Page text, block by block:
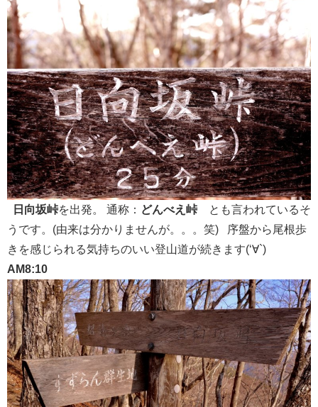
日向坂峠を出発。 通称： どんべえ峠とも言われているそ
うです。(由来は分かりませんが。。。笑) 序盤から尾根歩
きを感じられる気持ちのいい登山道が続きます(‘∀`)
AM8:10